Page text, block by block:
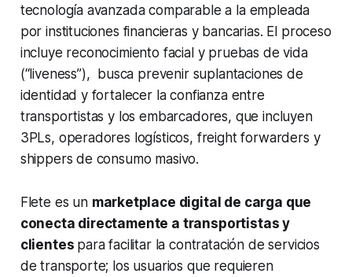
tecnología avanzada comparable a la empleada
por instituciones financieras y bancarias. El proceso
incluye reconocimiento facial y pruebas de vida
(“liveness”), busca prevenir suplantaciones de
identidad y fortalecer la confianza entre
transportistas y los embarcadores, que incluyen
3PLs, operadores logísticos, freight forwarders y
shippers de consumo masivo.
Flete es un marketplace digital de carga que
conecta directamente a transportistas y
clientes para facilitar la contratación de servicios
de transporte; los usuarios que requieren